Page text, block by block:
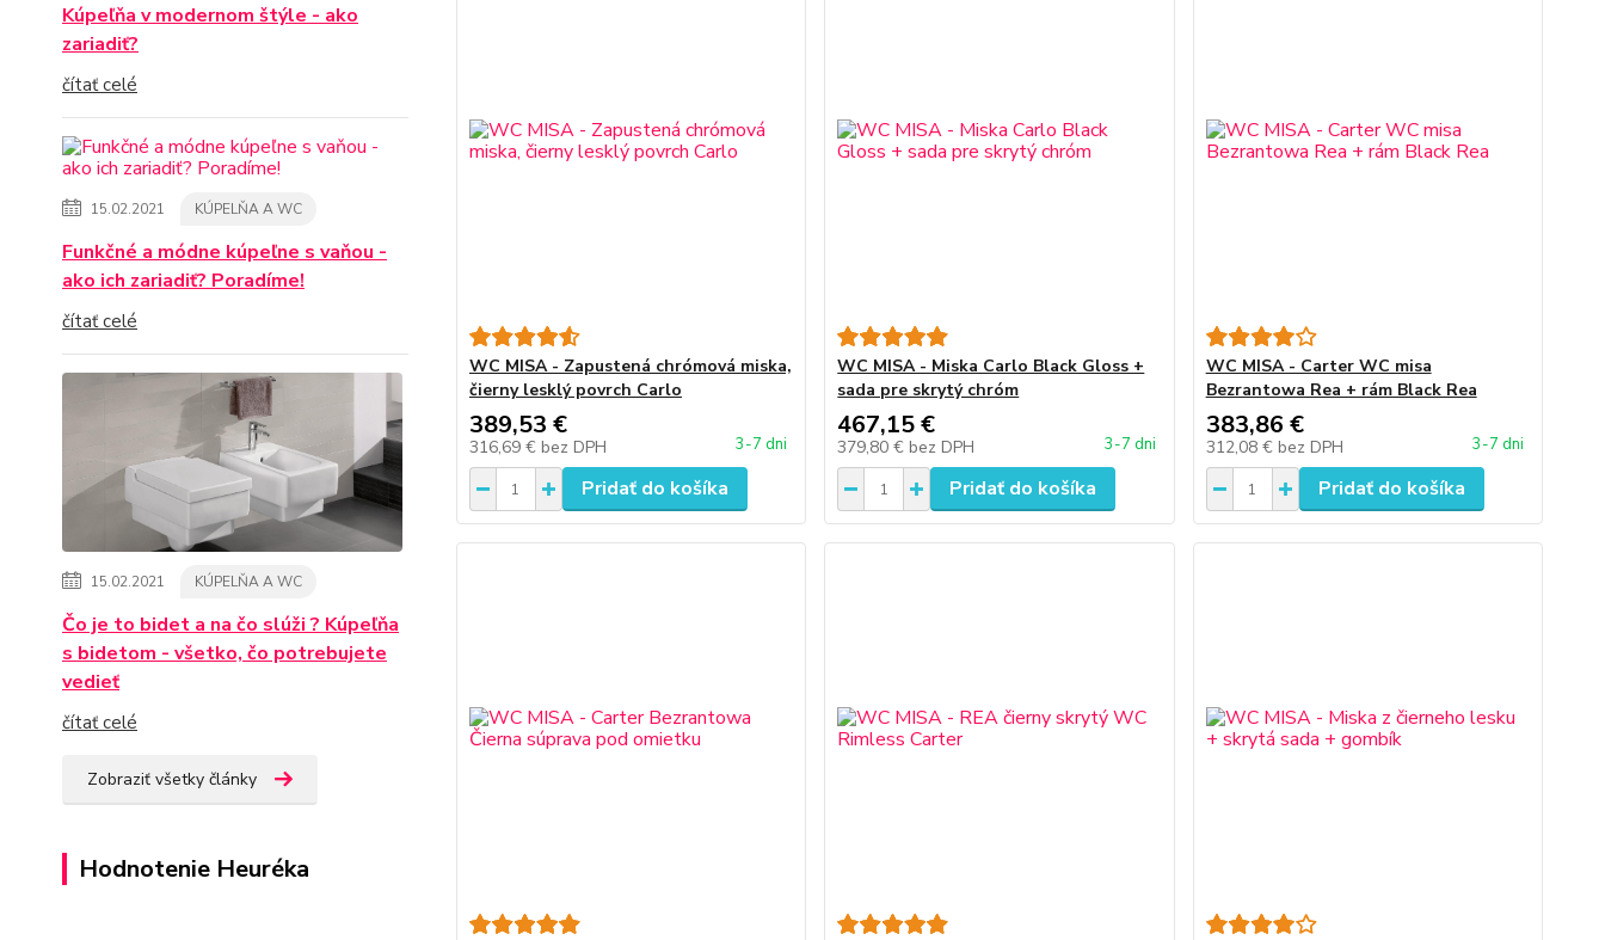
Kúpeľňa v modernom štýle - ako
zariadiť?
čítať celé
15.02.2021 KÚPELŇA A WC
Funkčné a módne kúpeľne s vaňou -
ako ich zariadiť? Poradíme!
čítať celé
15.02.2021 KÚPELŇA A WC
Čo je to bidet a na čo slúži ? Kúpeľňa
s bidetom - všetko, čo potrebujete
vedieť
čítať celé
Zobraziť všetky články
Hodnotenie Heuréka
WC MISA - Zapustená chrómová miska,
čierny lesklý povrch Carlo
389,53 €
316,69 € bez DPH 3-7 dni
Pridať do košíka
WC MISA - Miska Carlo Black Gloss +
sada pre skrytý chróm
467,15 €
379,80 € bez DPH 3-7 dni
Pridať do košíka
WC MISA - Carter WC misa
Bezrantowa Rea + rám Black Rea
383,86 €
312,08 € bez DPH 3-7 dni
Pridať do košíka